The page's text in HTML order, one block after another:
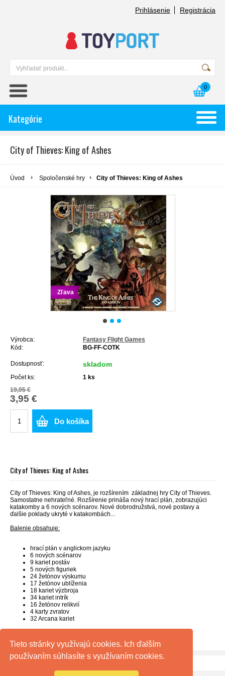
Tieto stránky využívajú cookies. Ich ďalším
používaním súhlasíte s využívaním cookies.
Prihlásenie Registrácia
0
Kategórie
City of Thieves: King of Ashes
Úvod Spoločenské hry City of Thieves: King of Ashes
Zľava
Výrobca:
Fantasy Flight Games
Kód:
BG-FF-COTK
Dostupnosť: skladom
Počet ks: 1 ks
19,95 €
3,95 €
Do košíka
City of Thieves: King of Ashes
City of Thieves: King of Ashes, je rozšírením základnej hry City of Thieves.
Samostatne nehrateľné. Rozšírenie prináša nový hrací plán, zobrazujúci
katakomby a 6 nových scénarov. Nové dobrodružstvá, nové postavy a
ďalšie poklady ukryté v katakombách...
Balenie obsahuje:
hrací plán v anglickom jazyku
6 nových scénarov
9 kariet postáv
5 nových figuriek
24 žetónov výskumu
17 žetónov ublíženia
18 kariet výzbroja
34 kariet intrík
16 žetónov relikvií
4 karty zvratov
32 Arcana kariet